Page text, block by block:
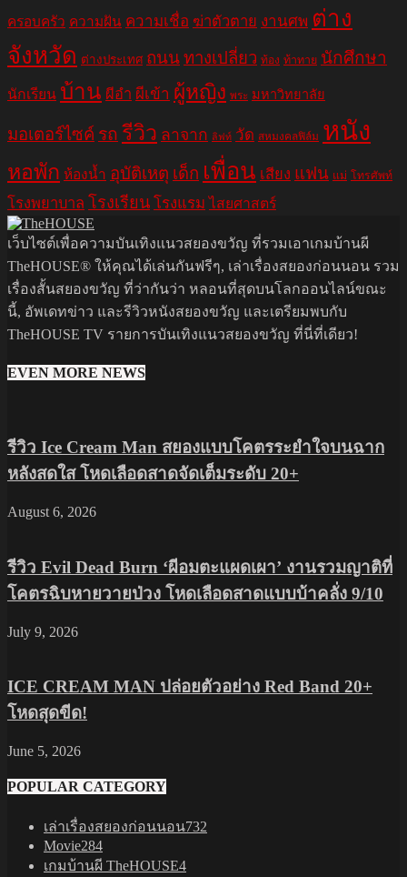
ครอบครัว ความฝัน ความเชื่อ ฆ่าตัวตาย งานศพ ต่าง
จังหวัด ต่างประเทศ ถนนทางเปลี่ยว ท้อง ท้าทาย นักศึกษา
นักเรียน บ้าน ผีอำ ผีเข้า ผู้หญิง พระ มหาวิทยาลัย
มอเตอร์ไซค์ รถ รีวิว ลาจาก ลิฟท์ วัด สหมงคลฟิล์ม หนัง
หอพัก ห้องน้ำ อุบัติเหตุ เด็ก เพื่อน เสียง แฟน แม่ โทรศัพท์
โรงพยาบาล โรงเรียน โรงแรม ไสยศาสตร์
เว็บไซต์เพื่อความบันเทิงแนวสยองขวัญ ที่รวมเอาเกมบ้านผี
TheHOUSE® ให้คุณได้เล่นกันฟรีๆ, เล่าเรื่องสยองก่อนนอน รวม
เรื่องสั้นสยองขวัญ ที่ว่ากันว่า หลอนที่สุดบนโลกออนไลน์ขณะ
นี้, อัพเดทข่าว และรีวิวหนังสยองขวัญ และเตรียมพบกับ
TheHOUSE TV รายการบันเทิงแนวสยองขวัญ ที่นี่ที่เดียว!
EVEN MORE NEWS
รีวิว Ice Cream Man สยองแบบโคตรระยำใจบนฉาก
หลังสดใส โหดเลือดสาดจัดเต็มระดับ 20+
August 6, 2026
รีวิว Evil Dead Burn ‘ผีอมตะแผดเผา’ งานรวมญาติที่
โคตรฉิบหายวายป่วง โหดเลือดสาดแบบบ้าคลั่ง 9/10
July 9, 2026
ICE CREAM MAN ปล่อยตัวอย่าง Red Band 20+
โหดสุดขีด!
June 5, 2026
POPULAR CATEGORY
เล่าเรื่องสยองก่อนนอน732
Movie284
เกมบ้านผี TheHOUSE4